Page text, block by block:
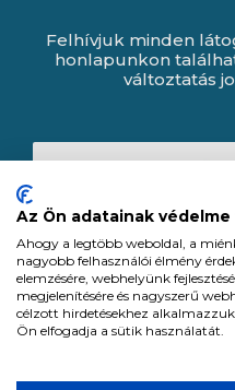
Felhívjuk minden
honlapunkon
változtatás
Az Ön adatainak
Ahogy a legtöbb weboldal, a
nagyobb felhasználói élmény
elemzésére, webhelyünk
megjelenítésére és nagyszerű
célzott hirdetésekhez
Ön elfogadja a sütik használatát.